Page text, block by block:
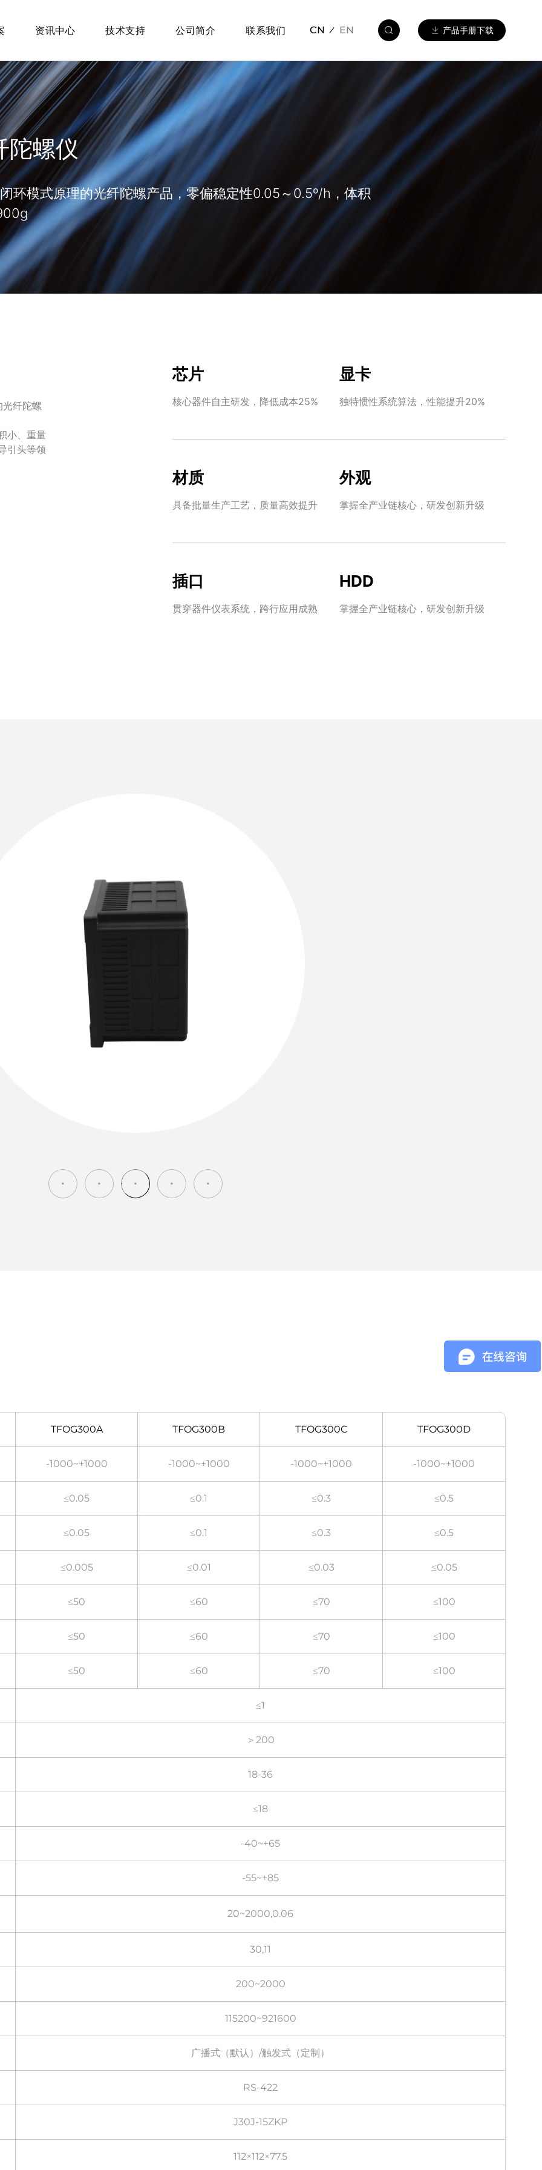
资讯中心 技术支持 公司简介 联系我们 CN EN 产品手册下载
陀螺仪
环模式原理的光纤陀螺产品，零偏稳定性0.05～0.5º/h，体积
纤陀螺
小、重量
引头等领
芯片
核心器件自主研发，降低成本25%
显卡
独特惯性系统算法，性能提升20%
材质
具备批量生产工艺，质量高效提升
外观
掌握全产业链核心，研发创新升级
插口
贯穿器件仪表系统，跨行应用成熟
HDD
掌握全产业链核心，研发创新升级
TFOG300A TFOG300B TFOG300C TFOG300D
-1000~+1000 -1000~+1000 -1000~+1000 -1000~+1000
≤0.05 ≤0.1 ≤0.3 ≤0.5
≤0.05 ≤0.1 ≤0.3 ≤0.5
≤0.005 ≤0.01 ≤0.03 ≤0.05
≤50 ≤60 ≤70 ≤100
≤50 ≤60 ≤70 ≤100
≤50 ≤60 ≤70 ≤100
≤1
＞200
18-36
≤18
-40~+65
-55~+85
20~2000,0.06
30,11
200~2000
115200~921600
广播式（默认）/触发式（定制）
RS-422
J30J-15ZKP
112×112×77.5